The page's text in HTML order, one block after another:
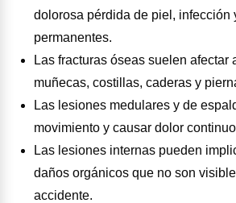
dolorosa pérdida de piel, infección
permanentes.
Las fracturas óseas suelen afectar
muñecas, costillas, caderas y
Las lesiones medulares y de
movimiento y causar dolor
Las lesiones internas pueden
daños orgánicos que no son
accidente.